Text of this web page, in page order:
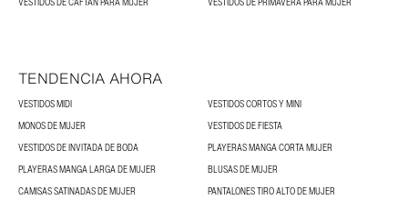
TENDENCIA AHORA
VESTIDOS MIDI
VESTIDOS CORTOS Y MINI
MONOS DE MUJER
VESTIDOS DE FIESTA
VESTIDOS DE INVITADA DE BODA
PLAYERAS MANGA CORTA MUJER
PLAYERAS MANGA LARGA DE MUJER
BLUSAS DE MUJER
CAMISAS SATINADAS DE MUJER
PANTALONES TIRO ALTO DE MUJER